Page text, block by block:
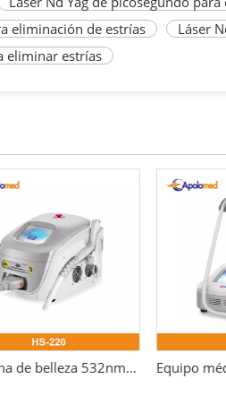
eliminación de estrías
Láser
eliminar estrías
Máquina de belleza 532nm para eliminación de tatuajes con láser Pico láser Nd Yag Q-switch